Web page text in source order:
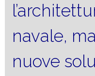
navale,
nuove